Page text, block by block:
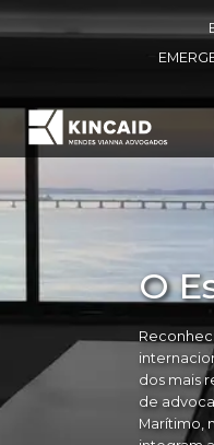
O
dos mais
de
Marítimo,